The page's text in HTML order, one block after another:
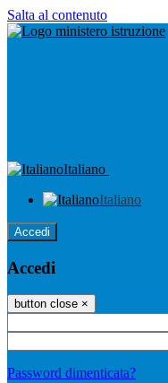
Salta al contenuto
Italiano
Italiano
Accedi
Accedi
button close ×
Password dimenticata?